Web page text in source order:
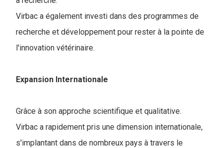
Virbac a également investi dans des programmes de
recherche et développement pour rester à la pointe de
l'innovation vétérinaire.
Expansion Internationale
Grâce à son approche scientifique et qualitative.
Virbac a rapidement pris une dimension internationale,
s'implantant dans de nombreux pays à travers le